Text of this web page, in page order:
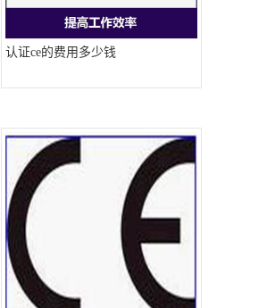
认证ce的费用多少钱